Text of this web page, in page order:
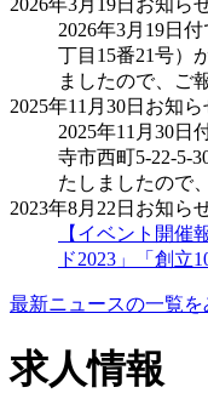
2026年3月19日
丁目15番21号）
ましたので、ご
2025年11月30日 お知ら
2025年11月30日
寺市西町5-22-5-
たしましたので
2023年8月22日 お知ら
【イベント開催
ド2023」「創立
最新ニュースの一覧を
求人情報